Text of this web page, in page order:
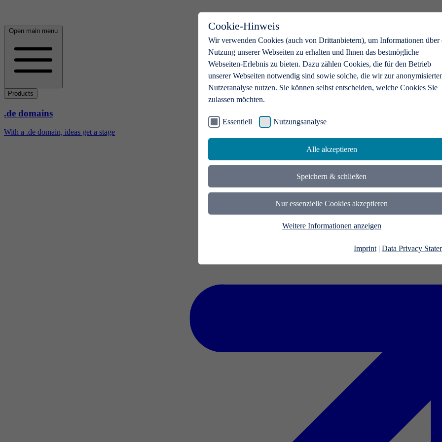
Cookie-Hinweis
Wir verwenden Cookies (auch von Drittanbietern), um Informationen über
Nutzung unserer Webseiten zu erhalten und Ihnen das bestmögliche
Webseiten-Erlebnis zu bieten. Dazu zählen Cookies, die für den Betrieb
unserer Webseiten notwendig sind sowie solche, die wir zur
Nutzeranalyse nutzen. Sie können selbst entscheiden, welche Cookies Sie
zulassen möchten.
Essentiell Nutzungsanalyse
Alle akzeptieren
Speichern & schließen
Nur essenzielle Cookies akzeptieren
Weitere Informationen anzeigen
Imprint | Data Privacy
Open main menu
Products
.de domains
With a .de domain, ideas get a stage